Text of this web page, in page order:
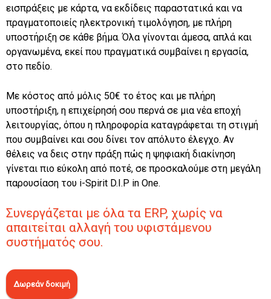
εισπράξεις με κάρτα, να εκδίδεις παραστατικά και να
πραγματοποιείς ηλεκτρονική τιμολόγηση, με πλήρη
υποστήριξη σε κάθε βήμα. Όλα γίνονται άμεσα, απλά και
οργανωμένα, εκεί που πραγματικά συμβαίνει η εργασία,
στο πεδίο.
Με κόστος από μόλις 50€ το έτος και με πλήρη
υποστήριξη, η επιχείρησή σου περνά σε μια νέα εποχή
λειτουργίας, όπου η πληροφορία καταγράφεται τη στιγμή
που συμβαίνει και σου δίνει τον απόλυτο έλεγχο. Αν
θέλεις να δεις στην πράξη πώς η ψηφιακή διακίνηση
γίνεται πιο εύκολη από ποτέ, σε προσκαλούμε στη μεγάλη
παρουσίαση του i-Spirit D.I.P in One.
Συνεργάζεται με όλα τα ERP, χωρίς να
απαιτείται αλλαγή του υφιστάμενου
συστήματός σου.
Δωρεάν δοκιμή